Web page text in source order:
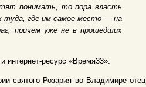
понимать, то пора власть
туда, где им самое место — на
причем уже не в прошедших
интернет-ресурс «Время33».
святого Розария во Владимире отец